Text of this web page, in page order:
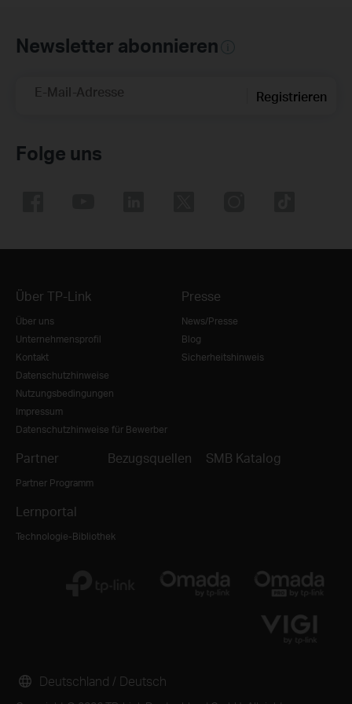
Newsletter abonnieren
E-Mail-Adresse Registrieren
Folge uns
Über TP-Link
Über uns
Unternehmensprofil
Kontakt
Datenschutzhinweise
Nutzungsbedingungen
Impressum
Datenschutzhinweise für Bewerber
Presse
News/Presse
Blog
Sicherheitshinweis
Partner
Partner Programm
Bezugsquellen SMB Katalog
Lernportal
Technologie-Bibliothek
Deutschland / Deutsch